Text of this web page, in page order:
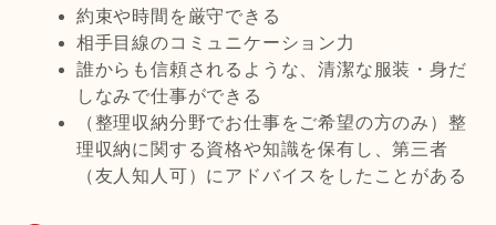
約束や時間を厳守できる
相手目線のコミュニケーション力
誰からも信頼されるような、清潔な服装・身だ
しなみで仕事ができる
（整理収納分野でお仕事をご希望の方のみ）整
理収納に関する資格や知識を保有し、第三者
（友人知人可）にアドバイスをしたことがある